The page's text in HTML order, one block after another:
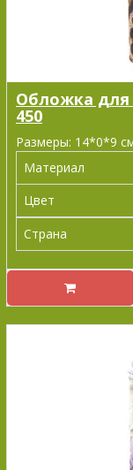
Обложка для
450
Размеры: 14*0*9
Материал
Цвет
Страна